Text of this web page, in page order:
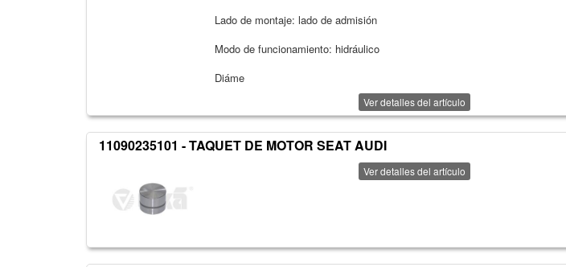
Lado de montaje: lado de admisión
Modo de funcionamiento: hidráulico
Diáme
Ver detalles del artículo
11090235101 - TAQUET DE MOTOR SEAT AUDI
Ver detalles del artículo